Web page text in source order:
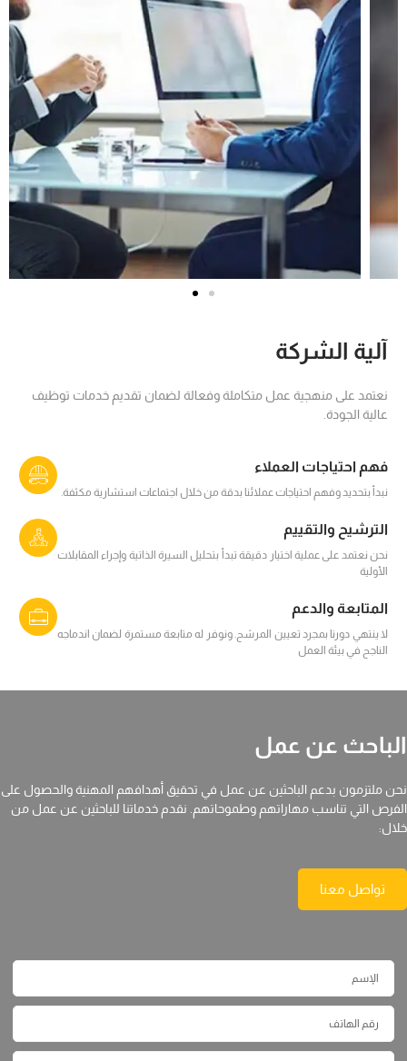
آلية الشركة
نعتمد على منهجية عمل متكاملة وفعالة لضمان تقديم خدمات توظيف
عالية الجودة.
فهم احتياجات العملاء
نبدأ بتحديد وفهم احتياجات عملائنا بدقة من خلال اجتماعات استشارية مكثفة.
الترشيح والتقييم
نحن نعتمد على عملية اختيار دقيقة تبدأ بتحليل السيرة الذاتية وإجراء المقابلات
الأولية
المتابعة والدعم
لا ينتهي دورنا بمجرد تعيين المرشح. ونوفر له متابعة مستمرة لضمان اندماجه
الناجح في بيئة العمل
الباحث عن عمل
نحن ملتزمون بدعم الباحثين عن عمل في تحقيق أهدافهم المهنية والحصول على
الفرص التي تناسب مهاراتهم وطموحاتهم. نقدم خدماتنا للباحثين عن عمل من
خلال:
تواصل معنا